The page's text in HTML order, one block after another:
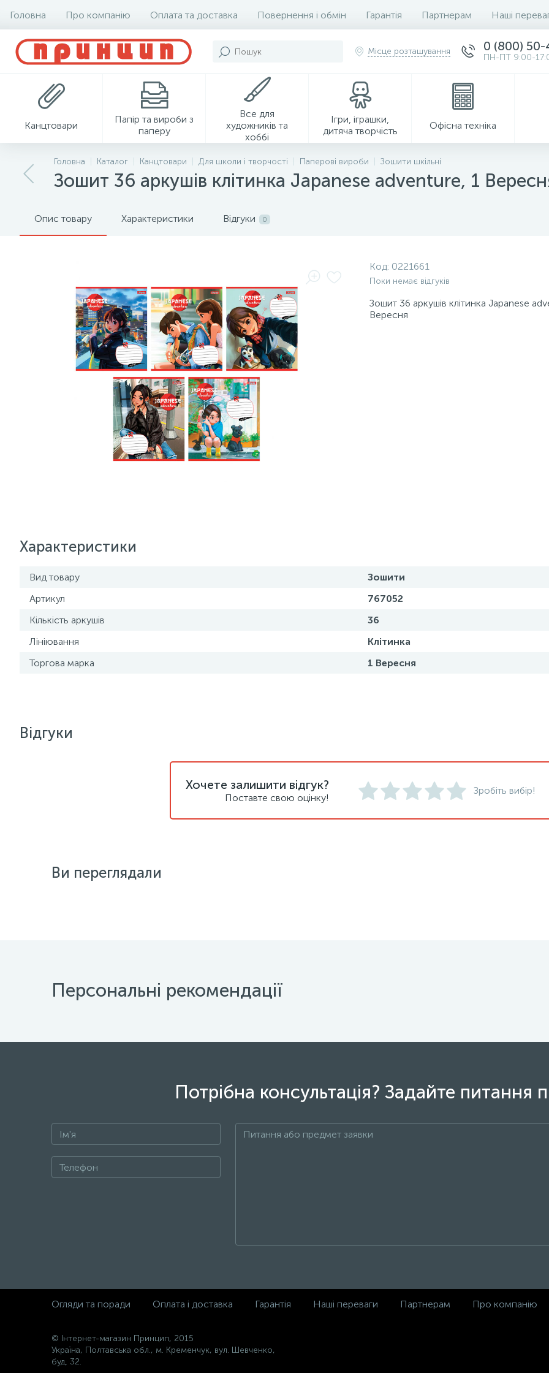
Головна Про компанію Оплата та доставка Повернення і обмін Гарантія Партнерам Наші
Місце розташування 0 (800)
ПН-ПТ 9:00-
Канцтовари
Папір та вироби з
паперу
Все для
художників та
хоббі
Ігри, іграшки,
дитяча творчість
Офісна техніка
Головна Каталог Канцтовари Для школи і творчості Паперові вироби Зошити шкільні
Зошит 36 аркушів клітинка Japanese adventure, 1
Опис товару Характеристики Відгуки 0
Код: 0221661
Поки немає відгуків
Зошит 36 аркушів клітинка Japanese
Вересня
Характеристики
Вид товару
Зошити
Артикул
767052
Кількість аркушів
36
Лініювання
Клітинка
Торгова марка
1 Вересня
Відгуки
Хочете залишити відгук?
Поставте свою оцінку!
Зробіть вибір!
Ви переглядали
Персональні рекомендації
Потрібна консультація? Задайте питання
Огляди та поради Оплата і доставка Гарантія Наші переваги Партнерам Про компанію
© Інтернет-магазин Принцип, 2015
Україна, Полтавська обл., м. Кременчук, вул. Шевченко,
буд. 32.